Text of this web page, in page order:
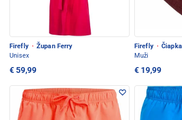
Firefly · Župan Ferry
Unisex
€ 59,99
Firefly ·
Muži
€ 19,99